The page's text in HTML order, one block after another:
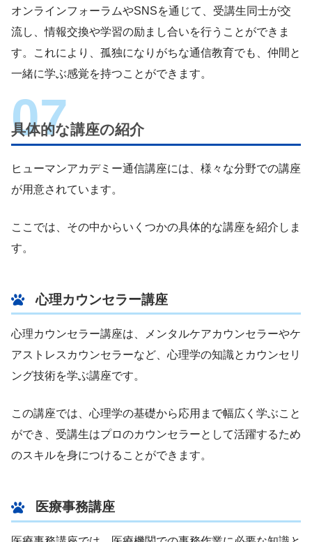
オンラインフォーラムやSNSを通じて、受講生同士が交
流し、情報交換や学習の励まし合いを行うことができま
す。これにより、孤独になりがちな通信教育でも、仲間と
一緒に学ぶ感覚を持つことができます。
具体的な講座の紹介
ヒューマンアカデミー通信講座には、様々な分野での講座
が用意されています。
ここでは、その中からいくつかの具体的な講座を紹介しま
す。
心理カウンセラー講座
心理カウンセラー講座は、メンタルケアカウンセラーやケ
アストレスカウンセラーなど、心理学の知識とカウンセリ
ング技術を学ぶ講座です。
この講座では、心理学の基礎から応用まで幅広く学ぶこと
ができ、受講生はプロのカウンセラーとして活躍するため
のスキルを身につけることができます。
医療事務講座